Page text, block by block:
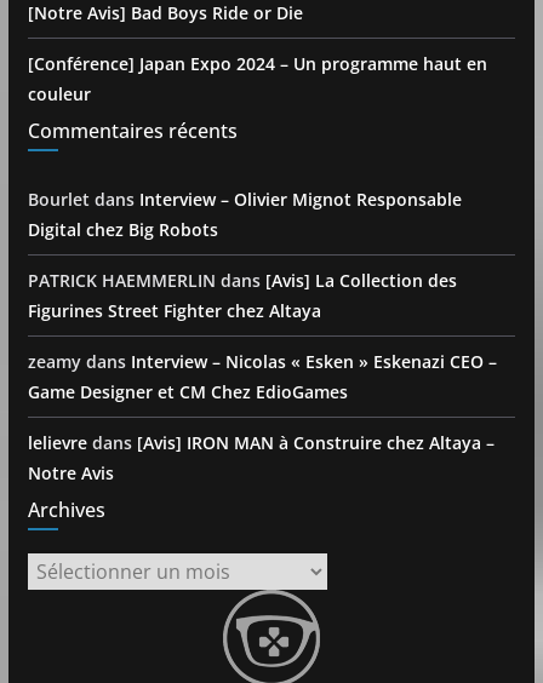
[Notre Avis] Bad Boys Ride or Die
[Conférence] Japan Expo 2024 – Un programme haut en
couleur
Commentaires récents
Bourlet dans Interview – Olivier Mignot Responsable
Digital chez Big Robots
PATRICK HAEMMERLIN dans [Avis] La Collection des
Figurines Street Fighter chez Altaya
zeamydans Interview – Nicolas « Esken » Eskenazi CEO –
Game Designer et CM Chez EdioGames
lelievredans [Avis] IRON MAN à Construire chez Altaya –
Notre Avis
Archives
Archives